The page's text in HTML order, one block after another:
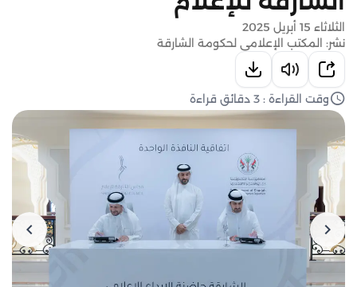
الثلاثاء 15 أبريل 2025
نشر: المكتب الإعلامي لحكومة الشارقة
وقت القراءة : 3 دقائق قراءة